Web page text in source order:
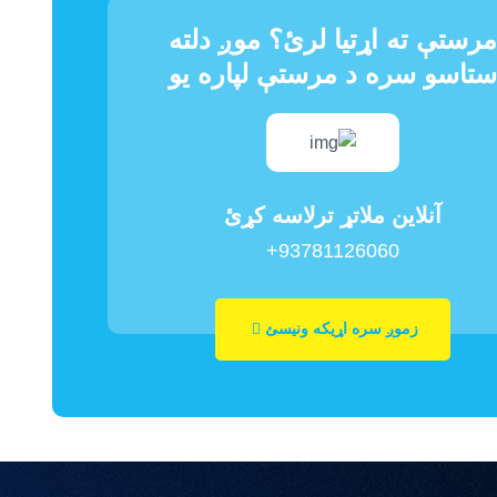
مرستې ته اړتیا لرئ؟ موږ دلته
ستاسو سره د مرستې لپاره یو
آنلاین ملاتړ ترلاسه کړئ
+93781126060
زموږ سره اړیکه ونیسئ